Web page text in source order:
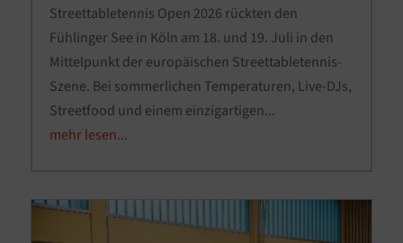
Streettabletennis Open 2026 rückten den
Fühlinger See in Köln am 18. und 19. Juli in den
Mittelpunkt der europäischen Streettabletennis-
Szene. Bei sommerlichen Temperaturen, Live-DJs,
Streetfood und einem einzigartigen...
mehr lesen...